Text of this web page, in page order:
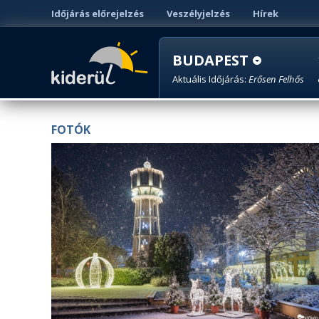
Időjárás előrejelzés Veszélyjelzés Hírek
BUDAPEST
Aktuális Időjárás: Erősen Felhős
FOTÓK